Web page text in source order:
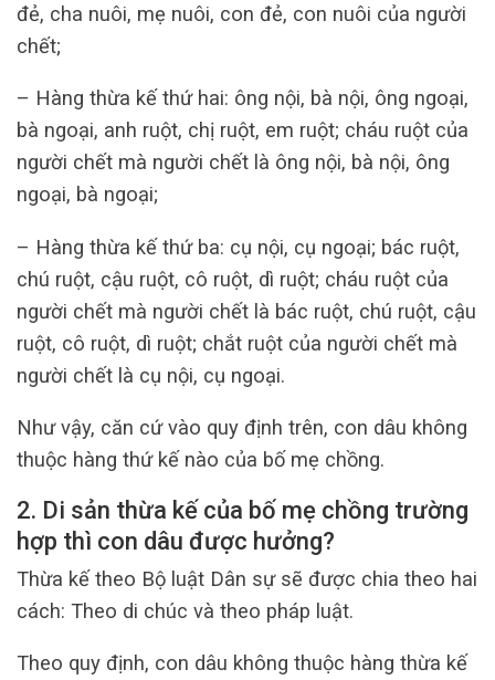
đẻ, cha nuôi, mẹ nuôi, con đẻ, con nuôi của người
chết;
– Hàng thừa kế thứ hai: ông nội, bà nội, ông ngoại,
bà ngoại, anh ruột, chị ruột, em ruột; cháu ruột của
người chết mà người chết là ông nội, bà nội, ông
ngoại, bà ngoại;
– Hàng thừa kế thứ ba: cụ nội, cụ ngoại; bác ruột,
chú ruột, cậu ruột, cô ruột, dì ruột; cháu ruột của
người chết mà người chết là bác ruột, chú ruột, cậu
ruột, cô ruột, dì ruột; chắt ruột của người chết mà
người chết là cụ nội, cụ ngoại.
Như vậy, căn cứ vào quy định trên, con dâu không
thuộc hàng thứ kế nào của bố mẹ chồng.
2. Di sản thừa kế của bố mẹ chồng trường
hợp thì con dâu được hưởng?
Thừa kế theo Bộ luật Dân sự sẽ được chia theo hai
cách: Theo di chúc và theo pháp luật.
Theo quy định, con dâu không thuộc hàng thừa kế